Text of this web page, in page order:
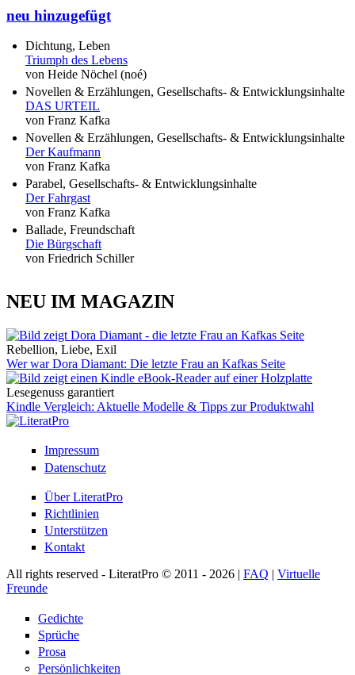
neu hinzugefügt
Dichtung, Leben
Triumph des Lebens
von Heide Nöchel (noé)
Novellen & Erzählungen, Gesellschafts- & Entwicklungsinhalte
DAS URTEIL
von Franz Kafka
Novellen & Erzählungen, Gesellschafts- & Entwicklungsinhalte
Der Kaufmann
von Franz Kafka
Parabel, Gesellschafts- & Entwicklungsinhalte
Der Fahrgast
von Franz Kafka
Ballade, Freundschaft
Die Bürgschaft
von Friedrich Schiller
NEU IM MAGAZIN
Rebellion, Liebe, Exil
Wer war Dora Diamant: Die letzte Frau an Kafkas Seite
Lesegenuss garantiert
Kindle Vergleich: Aktuelle Modelle & Tipps zur Produktwahl
Impressum
Datenschutz
Über LiteratPro
Richtlinien
Unterstützen
Kontakt
All rights reserved - LiteratPro © 2011 - 2026 | FAQ | Virtuelle
Freunde
Gedichte
Sprüche
Prosa
Persönlichkeiten